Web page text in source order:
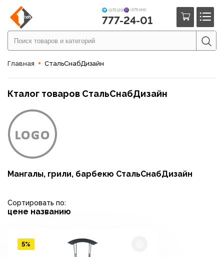
+375 (29) +375 (44)
777-24-01
Главная СтальСнабДизайн
Кталог товаров СтальСнабДизайн
Мангалы, грили, барбекю СтальСнабДизайн
Сортировать по:
цене названию
5%